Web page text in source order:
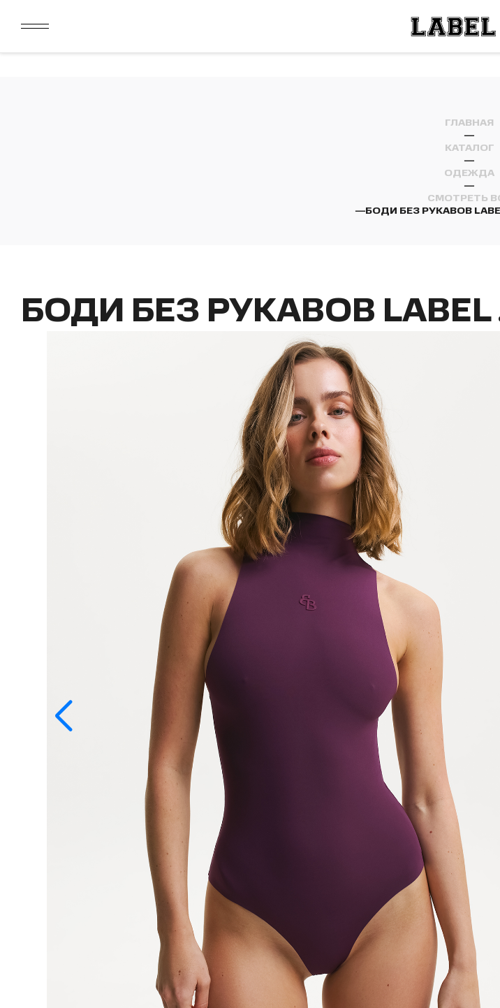
ДАРИМ 2000 БОНУСОВ ЗА СКАЧИВАНИЕ КАРТЫ ЛОЯЛЬНОСТИ
ГЛАВНАЯ
—
КАТАЛОГ
—
ОДЕЖДА
—
СМОТРЕТЬ
—БОДИ БЕЗ РУКАВОВ
БОДИ БЕЗ РУКАВОВ LABEL